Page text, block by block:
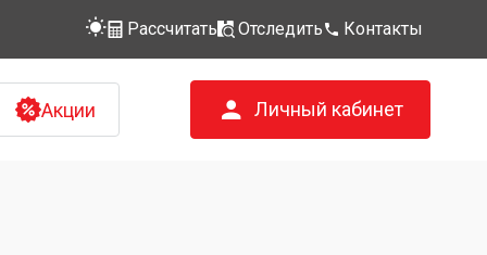
Рассчитать Отследить Контакты
Акции Личный кабинет